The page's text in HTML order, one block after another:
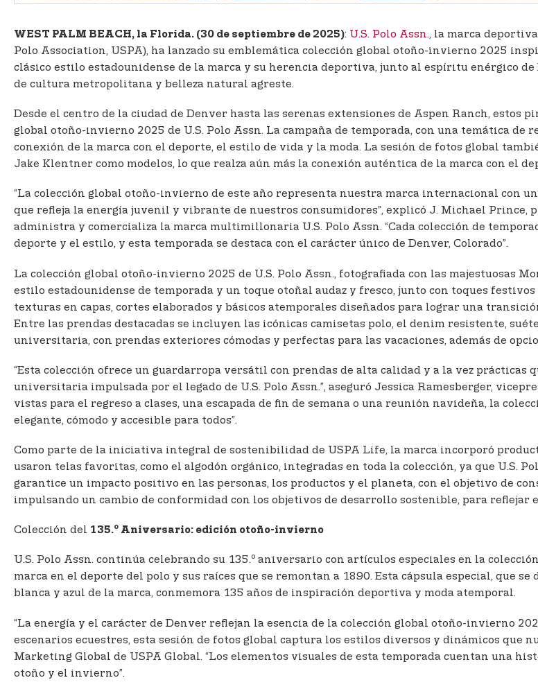
WEST PALM BEACH, la Florida. (30 de septiembre de 2025): U.S. Polo Assn., la marca
Polo Association, USPA), ha lanzado su emblemática colección global otoño-invierno 2025
clásico estilo estadounidense de la marca y su herencia deportiva, junto al espíritu enérgico
de cultura metropolitana y belleza natural agreste.
Desde el centro de la ciudad de Denver hasta las serenas extensiones de Aspen Ranch, estos
global otoño-invierno 2025 de U.S. Polo Assn. La campaña de temporada, con una temática
conexión de la marca con el deporte, el estilo de vida y la moda. La sesión de fotos global
Jake Klentner como modelos, lo que realza aún más la conexión auténtica de la marca con el
“La colección global otoño-invierno de este año representa nuestra marca internacional con
que refleja la energía juvenil y vibrante de nuestros consumidores”, explicó J. Michael Prince,
administra y comercializa la marca multimillonaria U.S. Polo Assn. “Cada colección de
deporte y el estilo, y esta temporada se destaca con el carácter único de Denver, Colorado”.
La colección global otoño-invierno 2025 de U.S. Polo Assn., fotografiada con las majestuosas
estilo estadounidense de temporada y un toque otoñal audaz y fresco, junto con toques
texturas en capas, cortes elaborados y básicos atemporales diseñados para lograr una
Entre las prendas destacadas se incluyen las icónicas camisetas polo, el denim resistente,
universitaria, con prendas exteriores cómodas y perfectas para las vacaciones, además de
“Esta colección ofrece un guardarropa versátil con prendas de alta calidad y a la vez
universitaria impulsada por el legado de U.S. Polo Assn.”, aseguró Jessica Ramesberger,
vistas para el regreso a clases, una escapada de fin de semana o una reunión navideña, la
elegante, cómodo y accesible para todos”.
Como parte de la iniciativa integral de sostenibilidad de USPA Life, la marca incorporó
usaron telas favoritas, como el algodón orgánico, integradas en toda la colección, ya que U.S.
garantice un impacto positivo en las personas, los productos y el planeta, con el objetivo de
impulsando un cambio de conformidad con los objetivos de desarrollo sostenible, para reflejar
Colección del 135.o Aniversario: edición otoño-invierno
U.S. Polo Assn. continúa celebrando su 135.o aniversario con artículos especiales en la
marca en el deporte del polo y sus raíces que se remontan a 1890. Esta cápsula especial, que
blanca y azul de la marca, conmemora 135 años de inspiración deportiva y moda atemporal.
“La energía y el carácter de Denver reflejan la esencia de la colección global otoño-invierno
escenarios ecuestres, esta sesión de fotos global captura los estilos diversos y dinámicos que
Marketing Global de USPA Global. “Los elementos visuales de esta temporada cuentan una
otoño y el invierno”.